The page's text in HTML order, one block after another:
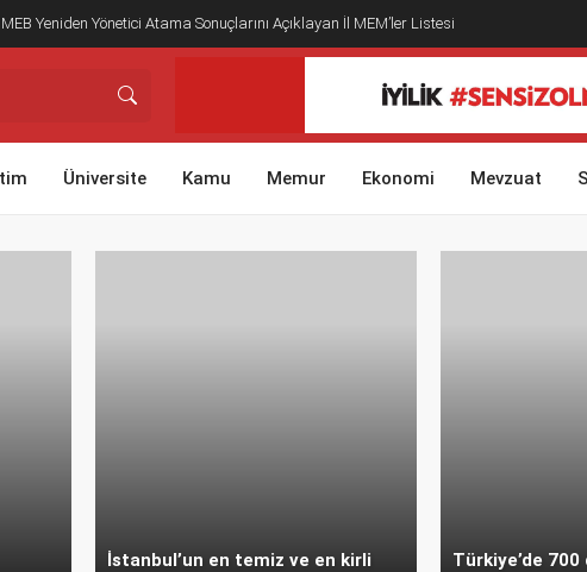
MEB Yeniden Yönetici Atama Sonuçlarını Açıklayan İl MEM’ler Listesi
Üniversite Kamu Memur Ekonomi Mevzuat
İstanbul’un en temiz ve en kirli
Türkiye’de